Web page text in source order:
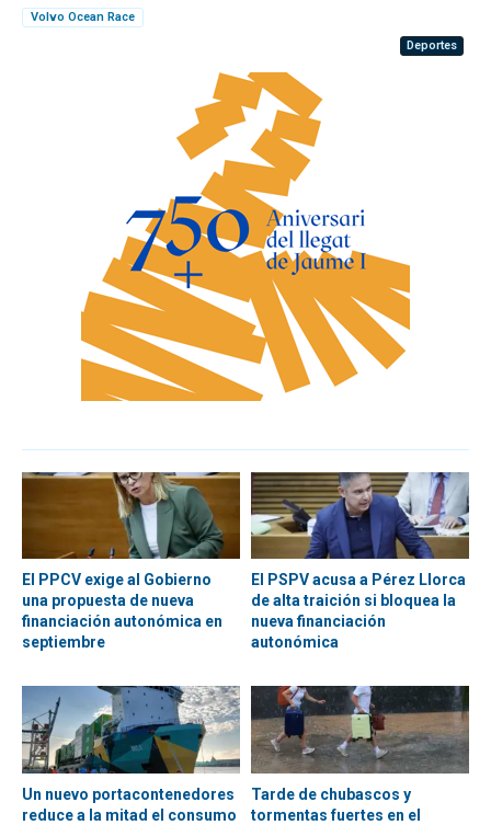
Volvo Ocean Race
Deportes
El PPCV exige al Gobierno
una propuesta de nueva
financiación autonómica en
septiembre
El PSPV acusa a Pérez Llorca
de alta traición si bloquea la
nueva financiación
autonómica
Un nuevo portacontenedores
reduce a la mitad el consumo
Tarde de chubascos y
tormentas fuertes en el